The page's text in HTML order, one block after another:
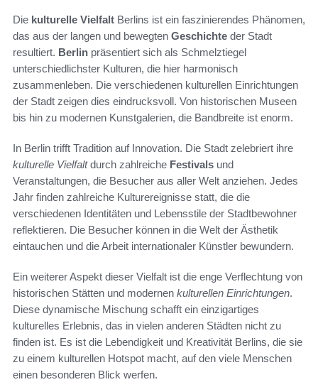
Die kulturelle Vielfalt Berlins ist ein faszinierendes Phänomen,
das aus der langen und bewegten Geschichte der Stadt
resultiert. Berlin präsentiert sich als Schmelztiegel
unterschiedlichster Kulturen, die hier harmonisch
zusammenleben. Die verschiedenen kulturellen Einrichtungen
der Stadt zeigen dies eindrucksvoll. Von historischen Museen
bis hin zu modernen Kunstgalerien, die Bandbreite ist enorm.
In Berlin trifft Tradition auf Innovation. Die Stadt zelebriert ihre
kulturelle Vielfaltdurch zahlreiche Festivals und
Veranstaltungen, die Besucher aus aller Welt anziehen. Jedes
Jahr finden zahlreiche Kulturereignisse statt, die die
verschiedenen Identitäten und Lebensstile der Stadtbewohner
reflektieren. Die Besucher können in die Welt der Ästhetik
eintauchen und die Arbeit internationaler Künstler bewundern.
Ein weiterer Aspekt dieser Vielfalt ist die enge Verflechtung von
historischen Stätten und modernen kulturellen Einrichtungen.
Diese dynamische Mischung schafft ein einzigartiges
kulturelles Erlebnis, das in vielen anderen Städten nicht zu
finden ist. Es ist die Lebendigkeit und Kreativität Berlins, die sie
zu einem kulturellen Hotspot macht, auf den viele Menschen
einen besonderen Blick werfen.